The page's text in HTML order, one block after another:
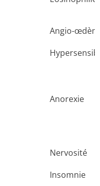
Angio-
Anorexie
Nervosité
Insomnie